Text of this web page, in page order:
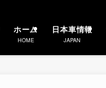
ホーム
HOME
日本車情報
JAPAN